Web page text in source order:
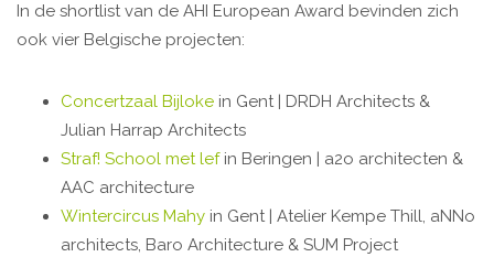
In de shortlist van de AHI European Award bevinden zich
ook vier Belgische projecten:
Concertzaal Bijloke in Gent | DRDH Architects &
Julian Harrap Architects
Straf! School met lefin Beringen | a2o architecten &
AAC architecture
Wintercircus Mahy in Gent | Atelier Kempe Thill, aNNo
architects, Baro Architecture & SUM Project